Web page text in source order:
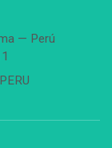
— Perú